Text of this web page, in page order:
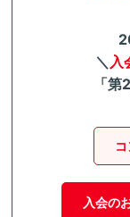
＼ 入
「
入会の